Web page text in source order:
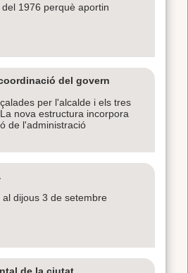
1976 perquè aportin
del govern
per l'alcalde i els tres
nova estructura incorpora
de l'administració
dijous 3 de setembre
de la ciutat